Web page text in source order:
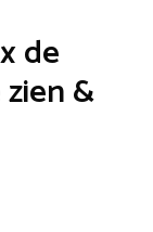
de
&